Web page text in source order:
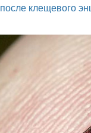
после клещевого